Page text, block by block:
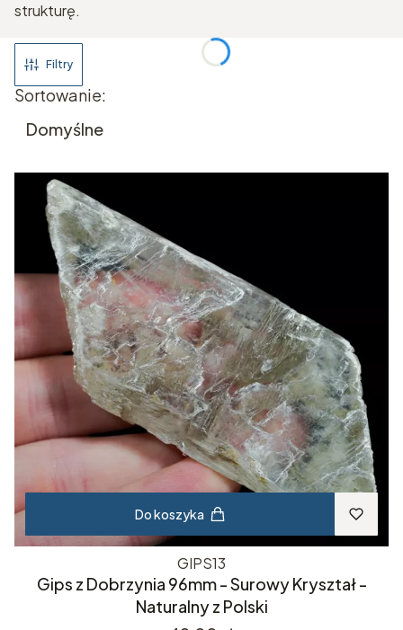
strukturę.
Filtry
Lista produktów
Sortowanie:
Domyślne
Do koszyka
GIPS13
Gips z Dobrzynia 96mm - Surowy Kryształ -
Naturalny z Polski